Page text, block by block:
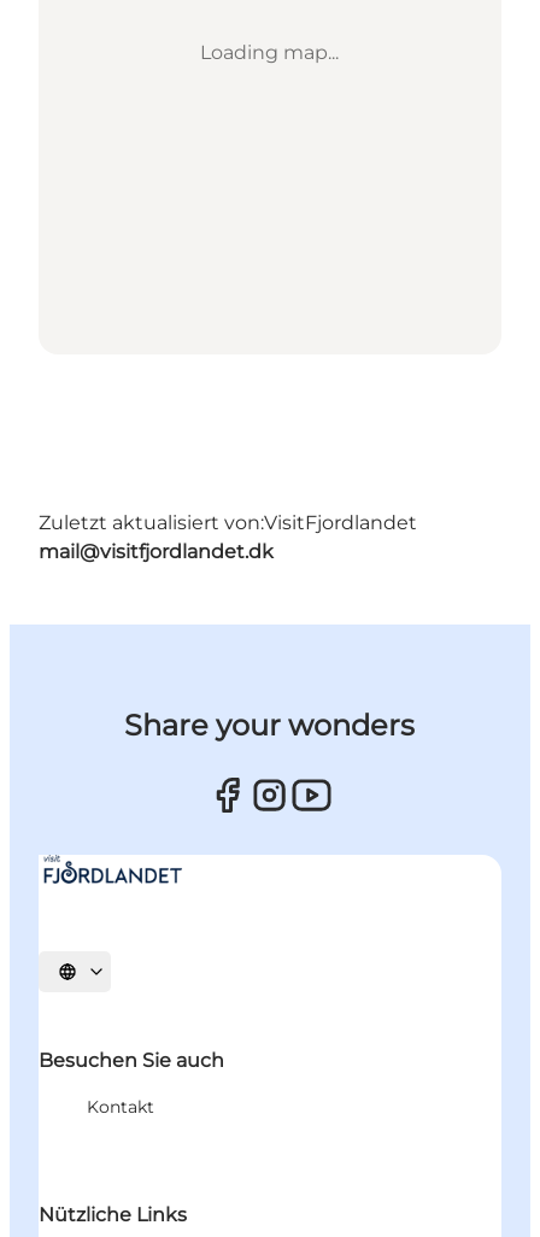
Loading map...
Zuletzt aktualisiert von:VisitFjordlandet
mail@visitfjordlandet.dk
Share your wonders
Sprache auswählen
Besuchen Sie auch
Kontakt
Nützliche Links